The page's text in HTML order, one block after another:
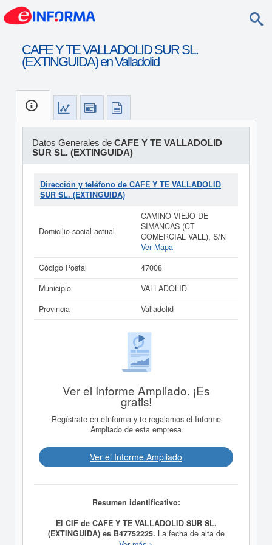
CAFE Y TE VALLADOLID SUR SL.
(EXTINGUIDA) en Valladolid
Datos Generales de CAFE Y TE VALLADOLID
SUR SL. (EXTINGUIDA)
Dirección y teléfono de CAFE Y TE VALLADOLID
SUR SL. (EXTINGUIDA)
Domicilio social actual
CAMINO VIEJO DE
SIMANCAS (CT
COMERCIAL VALL), S/N
Ver Mapa
Código Postal
47008
Municipio
VALLADOLID
Provincia
Valladolid
Ver el Informe Ampliado. ¡Es
gratis!
Regístrate en eInforma y te regalamos el Informe
Ampliado de esta empresa
Ver el Informe Ampliado
Resumen identificativo:
El CIF de CAFE Y TE VALLADOLID SUR SL.
(EXTINGUIDA) es B47752225. La fecha de alta de